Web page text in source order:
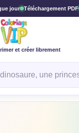
jour Téléchargement PDF
et créer librement